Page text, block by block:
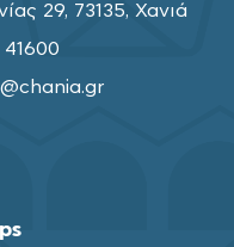
29, 73135, Χανιά
41600